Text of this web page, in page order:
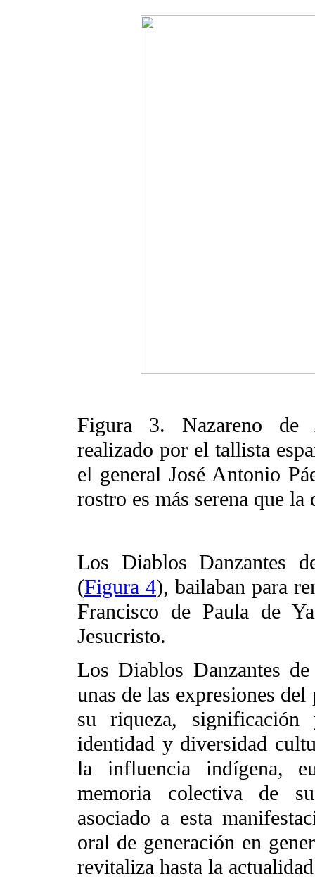
Figura 3. Nazareno de
realizado por el tallista
el general José Antonio
rostro es más serena que
Los Diablos Danzantes
(Figura 4), bailaban para
Francisco de Paula de
Jesucristo.
Los Diablos Danzantes
unas de las expresiones
su riqueza,
identidad y diversidad
la influencia indígena,
memoria colectiva de
asociado a esta
oral de generación en
revitaliza hasta la